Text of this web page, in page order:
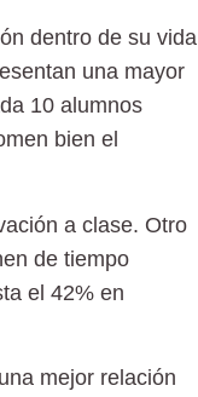
dentro de su vida
una mayor
10 alumnos
bien el
a clase. Otro
de tiempo
el 42% en
mejor relación